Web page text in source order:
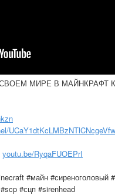
МИРЕ В МАЙНКРАФТ
youtu.be/RyqaFUOEPrI
#майн #сиреноголовый
#сцп #sirenhead